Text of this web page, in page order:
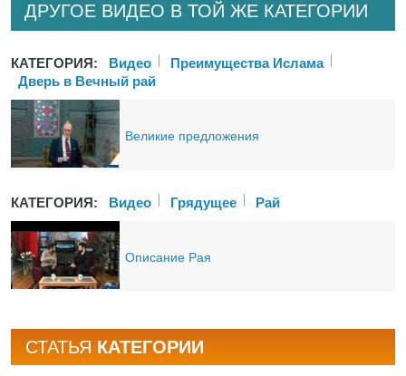
ДРУГОЕ ВИДЕО В ТОЙ ЖЕ КАТЕГОРИИ
КАТЕГОРИЯ: Bидео
Преимущества Ислама
Дверь в Вечный рай
Великие предложения
КАТЕГОРИЯ: Bидео Грядущее Рай
Описание Рая
СТАТЬЯ КАТЕГОРИИ